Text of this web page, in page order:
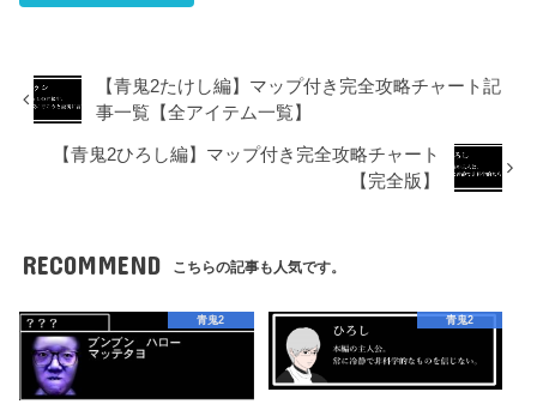
【青鬼2たけし編】マップ付き完全攻略チャート記
事一覧【全アイテム一覧】
【青鬼2ひろし編】マップ付き完全攻略チャート
【完全版】
RECOMMEND こちらの記事も人気です。
青鬼2 青鬼2